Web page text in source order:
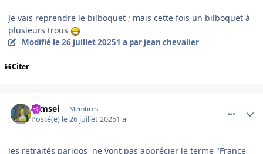
Je vais reprendre le bilboquet ; mais cette fois un bilboquet à
plusieurs trous
Modifié le 26 juillet 20251 a par jean chevalier
Citer
symsei Membres
Posté(e) le 26 juillet 20251 a
les retraités parigos ne vont pas apprécier le terme "France